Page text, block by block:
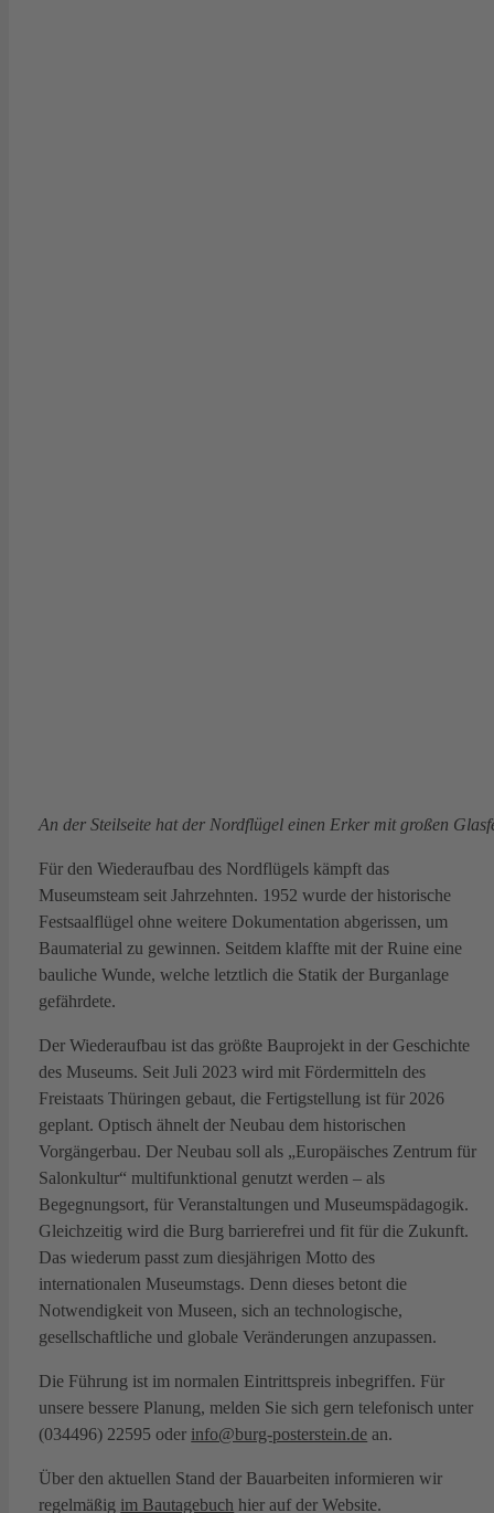
An der Steilseite hat der Nordflügel einen Erker mit großen
Für den Wiederaufbau des Nordflügels kämpft das
Museumsteam seit Jahrzehnten. 1952 wurde der historische
Festsaalflügel ohne weitere Dokumentation abgerissen, um
Baumaterial zu gewinnen. Seitdem klaffte mit der Ruine eine
bauliche Wunde, welche letztlich die Statik der Burganlage
gefährdete.
Der Wiederaufbau ist das größte Bauprojekt in der Geschichte
des Museums. Seit Juli 2023 wird mit Fördermitteln des
Freistaats Thüringen gebaut, die Fertigstellung ist für 2026
geplant. Optisch ähnelt der Neubau dem historischen
Vorgängerbau. Der Neubau soll als „Europäisches Zentrum für
Salonkultur“ multifunktional genutzt werden – als
Begegnungsort, für Veranstaltungen und Museumspädagogik.
Gleichzeitig wird die Burg barrierefrei und fit für die Zukunft.
Das wiederum passt zum diesjährigen Motto des
internationalen Museumstags. Denn dieses betont die
Notwendigkeit von Museen, sich an technologische,
gesellschaftliche und globale Veränderungen anzupassen.
Die Führung ist im normalen Eintrittspreis inbegriffen. Für
unsere bessere Planung, melden Sie sich gern telefonisch unter
(034496) 22595 oder info@burg-posterstein.de an.
Über den aktuellen Stand der Bauarbeiten informieren wir
regelmäßig im Bautagebuch hier auf der Website.